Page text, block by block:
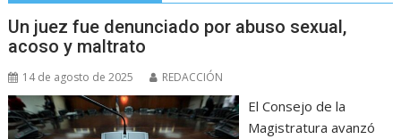
Un juez fue denunciado por abuso sexual,
acoso y maltrato
14 de agosto de 2025 REDACCIÓN
El Consejo de la
Magistratura avanzó